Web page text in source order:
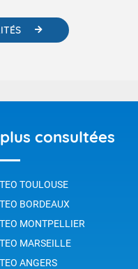
consultées
TOULOUSE
BORDEAUX
MONTPELLIER
MARSEILLE
ANGERS